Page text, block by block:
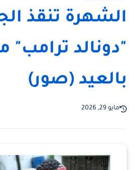
الشهرة تنقذ
"دونالد ترامب"
بالعيد (صور)
مايو 29, 2026